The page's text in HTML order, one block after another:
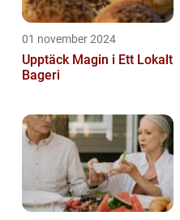
01 november 2024
Upptäck Magin i Ett Lokalt
Bageri